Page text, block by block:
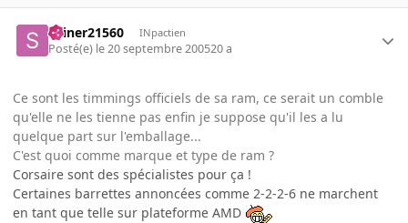
skiner21560 INpactien
Posté(e) le 20 septembre 200520 a
Ce sont les timmings officiels de sa ram, ce serait un comble
qu'elle ne les tienne pas enfin je suppose qu'il les a lu
quelque part sur l'emballage...
C'est quoi comme marque et type de ram ?
Corsaire sont des spécialistes pour ça !
Certaines barrettes annoncées comme 2-2-2-6 ne marchent
en tant que telle sur plateforme AMD